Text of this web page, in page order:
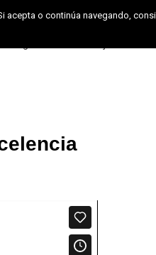
o continúa navegando,